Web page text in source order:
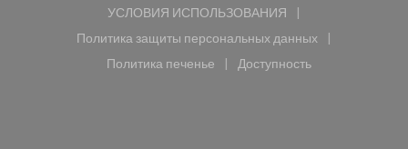
УСЛОВИЯ ИСПОЛЬЗОВАНИЯ
((открывается в новом окне))
Политика защиты персональных данных
((открывается в новом окне))
Политика печенье
((открывается в новом окне))
Доступность